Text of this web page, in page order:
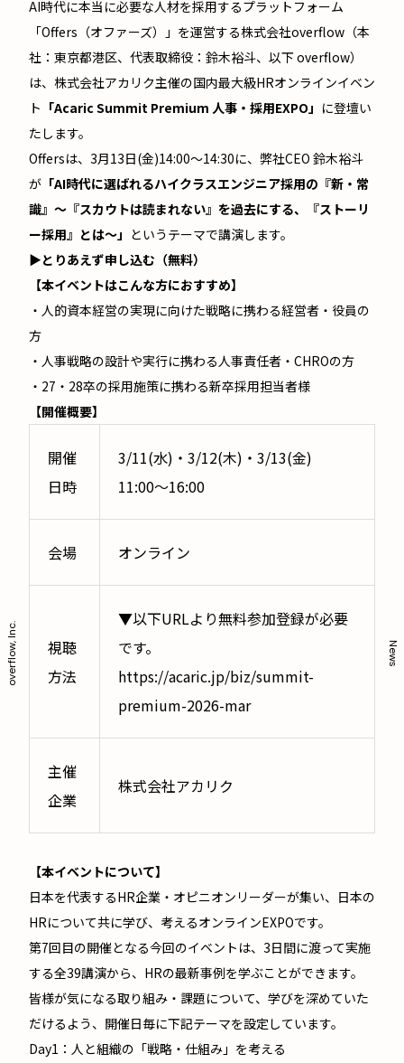
overflow, Inc. News
AI時代に本当に必要な人材を採用するプラットフォーム
「Offers（オファーズ）」を運営する株式会社overflow（本
社：東京都港区、代表取締役：鈴木裕斗、以下 overflow）
は、株式会社アカリク主催の国内最大級HRオンラインイベン
ト 「Acaric Summit Premium 人事・採用EXPO」 に登壇い
たします。
Offersは、3月13日(金)14:00〜14:30に、弊社CEO 鈴木裕斗
が 「AI時代に選ばれるハイクラスエンジニア採用の『新・常
識』〜『スカウトは読まれない』を過去にする、『ストーリ
ー採用』とは〜」 というテーマで講演します。
▶とりあえず申し込む（無料）
【本イベントはこんな方におすすめ】
・人的資本経営の実現に向けた戦略に携わる経営者・役員の
方
・人事戦略の設計や実行に携わる人事責任者・CHROの方
・27・28卒の採用施策に携わる新卒採用担当者様
【開催概要】
開催
日時
3/11(水)・3/12(木)・3/13(金)
11:00〜16:00
会場 オンライン
視聴
方法
▼以下URLより無料参加登録が必要
です。
https://acaric.jp/biz/summit-
premium-2026-mar
主催
企業
株式会社アカリク
【本イベントについて】
日本を代表するHR企業・オピニオンリーダーが集い、日本の
HRについて共に学び、考えるオンラインEXPOです。
第7回目の開催となる今回のイベントは、3日間に渡って実施
する全39講演から、HRの最新事例を学ぶことができます。
皆様が気になる取り組み・課題について、学びを深めていた
だけるよう、開催日毎に下記テーマを設定しています。
Day1：人と組織の「戦略・仕組み」を考える